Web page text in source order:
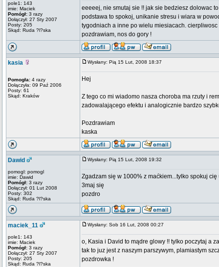
pole1: 143
imie: Maciek
Pomógł: 3 razy
Dołączył: 27 Sty 2007
Posty: 205
Skąd: Ruda ?l?ska
eeeeej, nie smutaj sie !! jak sie bedziesz dolowac
podstawa to spokoj, unikanie stresu i wiara w
tygodniach a inne po wielu miesiacach.
pozdrawiam, nos do gory !
kasia
Pomogła: 4 razy
Dołączyła: 09 Paź 2006
Posty: 61
Skąd: Kraków
Wysłany: Pią 15 Lut, 2008 18:37
Hej
Z tego co mi wiadomo nasza choroba ma rzuty i
zadowalającego efektu i analogicznie bardzo
Pozdrawiam
kaska
Dawid
pomogl: pomogl
imie: Dawid
Pomógł: 3 razy
Dołączył: 01 Lut 2008
Posty: 302
Skąd: Ruda ?l?ska
Wysłany: Pią 15 Lut, 2008 19:32
Zgadzam się w 1000% z maćkiem...tylko spokuj
3maj się
pozdro
maciek_11
pole1: 143
imie: Maciek
Pomógł: 3 razy
Dołączył: 27 Sty 2007
Posty: 205
Skąd: Ruda ?l?ska
Wysłany: Sob 16 Lut, 2008 00:27
o, Kasia i David to mądre glowy !! tylko poczytaj a
tak to juz jest z naszym parszywym, plamiastym
pozdrowka !